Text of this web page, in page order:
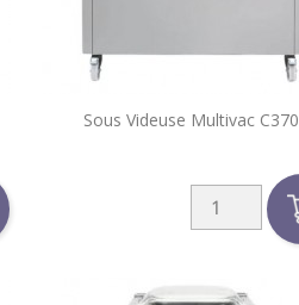
Sous Videuse Multivac C370
Aperçu rapide